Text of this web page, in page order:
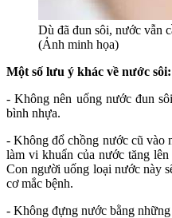
Dù đã đun sôi, nước vẫn
(Ảnh minh họa)
Một số lưu ý khác về nước sôi:
- Không nên uống nước đun
bình nhựa.
- Không đổ chồng nước cũ vào
làm vi khuẩn của nước tăng
Con người uống loại nước này
cơ mắc bệnh.
- Không đựng nước bằng